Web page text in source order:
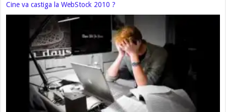
Cine va castiga la WebStock 2010 ?